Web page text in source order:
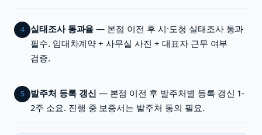
4 실태조사 통과율 — 본점 이전 후 시·도청 실태조사 통과
필수. 임대차계약 + 사무실 사진 + 대표자 근무 여부
검증.
5 발주처 등록 갱신 — 본점 이전 후 발주처별 등록 갱신 1-
2주 소요. 진행 중 보증서는 발주처 동의 필요.